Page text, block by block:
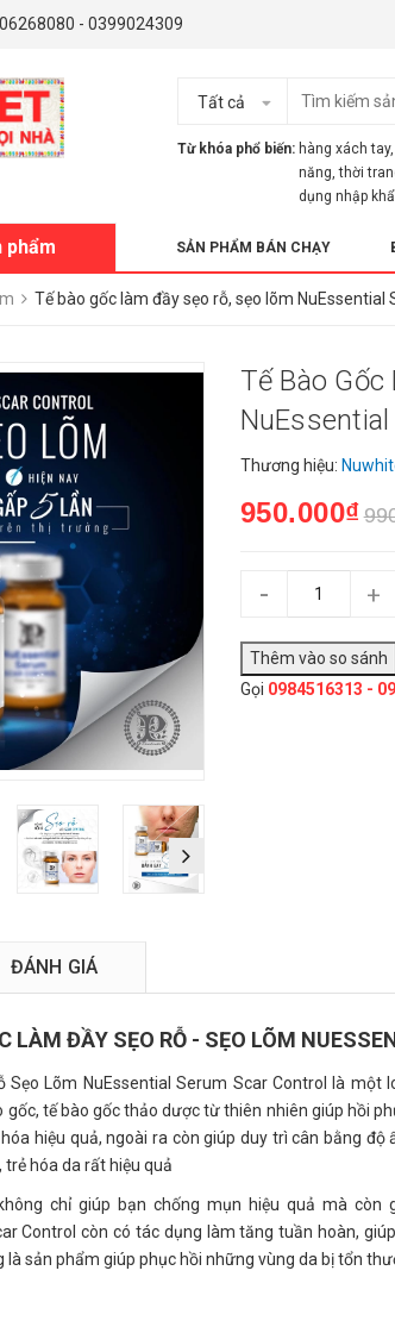
- 0399024309
Tất cả
Từ khóa phổ biến: hàng xách tay,
năng,thời
dụng nhập
phẩm SẢN PHẨM BÁN CHẠY
Tế bào gốc làm đầy sẹo rỗ, sẹo lõm NuEssential
Tế Bào
Thương hiệu:
950.000₫
- +
Gọi 0984516313 -
ĐÁNH GIÁ
LÀM ĐẦY SẸO RỖ - SẸO LÕM
Sẹo Lõm NuEssential Serum Scar Control là
gốc, tế bào gốc thảo dược từ thiên nhiên giúp hồi
hiệu quả, ngoài ra còn giúp duy trì cân bằng
trẻ hóa da rất hiệu quả
chỉ giúp bạn chống mụn hiệu quả mà còn
Control còn có tác dụng làm tăng tuần hoàn,
là sản phẩm giúp phục hồi những vùng da bị tổn
Đây là